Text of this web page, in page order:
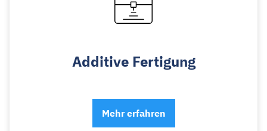
Additive Fertigung
Mehr erfahren